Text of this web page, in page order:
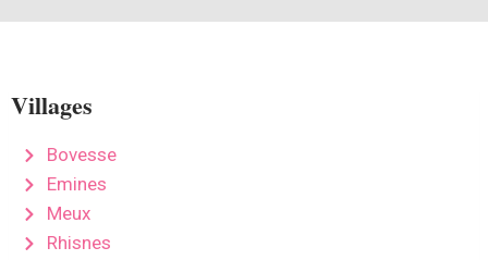
Villages
Bovesse
Emines
Meux
Rhisnes